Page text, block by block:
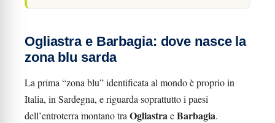
Ogliastra e Barbagia: dove nasce la
zona blu sarda
La prima “zona blu” identificata al mondo è proprio in
Italia, in Sardegna, e riguarda soprattutto i paesi
dell’entroterra montano tra OgliastraeBarbagia.